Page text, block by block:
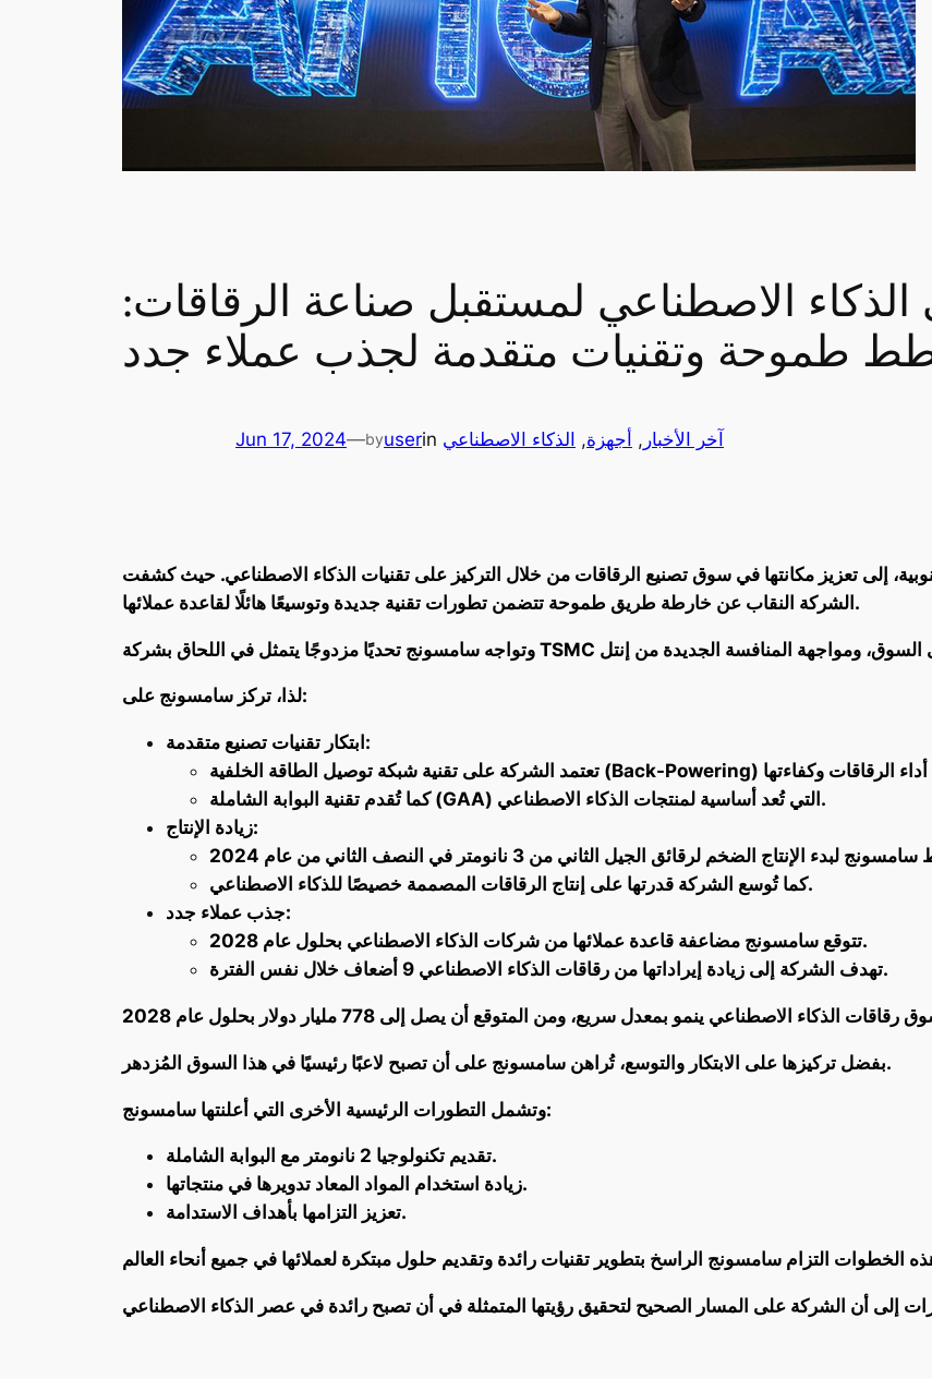
الاصطناعي لمستقبل صناعة الرقاقات:
طموحة وتقنيات متقدمة لجذب عملاء جدد
Jun 17, 2024—byuserin آخر الأخبار , أجهزة, الذكاء الاصطناعي
إلى تعزيز مكانتها في سوق تصنيع الرقاقات من خلال التركيز على تقنيات الذكاء الاصطناعي. حيث كشفت
الشركة النقاب عن خارطة طريق طموحة تتضمن تطورات تقنية جديدة وتوسيعًا هائلًا لقاعدة عملائها.
لذا، تركز سامسونج على:
ابتكار تقنيات تصنيع متقدمة:
كما تُقدم تقنية البوابة الشاملة (GAA) التي تُعد أساسية لمنتجات الذكاء الاصطناعي.
زيادة الإنتاج:
كما تُوسع الشركة قدرتها على إنتاج الرقاقات المصممة خصيصًا للذكاء الاصطناعي.
جذب عملاء جدد:
تتوقع سامسونج مضاعفة قاعدة عملائها من شركات الذكاء الاصطناعي بحلول عام 2028.
تهدف الشركة إلى زيادة إيراداتها من رقاقات الذكاء الاصطناعي 9 أضعاف خلال نفس الفترة.
بفضل تركيزها على الابتكار والتوسع، تُراهن سامسونج على أن تصبح لاعبًا رئيسيًا في هذا السوق المُزدهر.
وتشمل التطورات الرئيسية الأخرى التي أعلنتها سامسونج:
تقديم تكنولوجيا 2 نانومتر مع البوابة الشاملة.
زيادة استخدام المواد المعاد تدويرها في منتجاتها.
تعزيز التزامها بأهداف الاستدامة.